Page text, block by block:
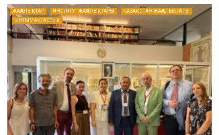
ЖАҢАЛЫҚТАР ИНСТИТУТ ЖАҢАЛЫҚТАРЫ
ҚАЗАҚСТАН ЖАҢАЛЫҚТАРЫ
ЫНТЫМАҚТАСТЫҚ